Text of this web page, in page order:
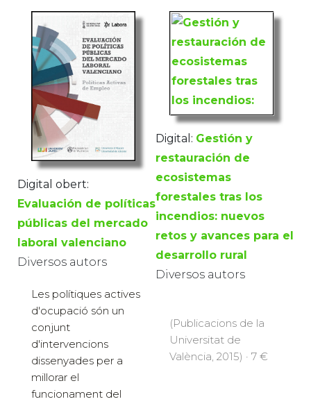
Digital obert:
Evaluación de políticas
públicas del mercado
laboral valenciano
Diversos autors
Les polítiques actives
d'ocupació són un
conjunt
d'intervencions
dissenyades per a
millorar el
funcionament del
Digital: Gestión y
restauración de
ecosistemas
forestales tras los
incendios: nuevos
retos y avances para el
desarrollo rural
Diversos autors
(Publicacions de la
Universitat de
València, 2015) · 7 €